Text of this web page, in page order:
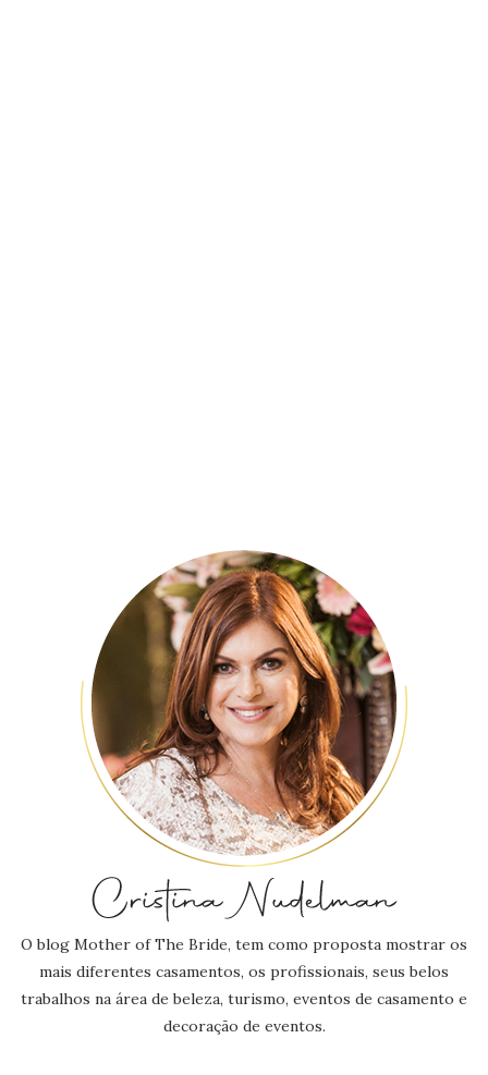
O blog Mother of The Bride, tem como proposta mostrar os
mais diferentes casamentos, os profissionais, seus belos
trabalhos na área de beleza, turismo, eventos de casamento e
decoração de eventos.